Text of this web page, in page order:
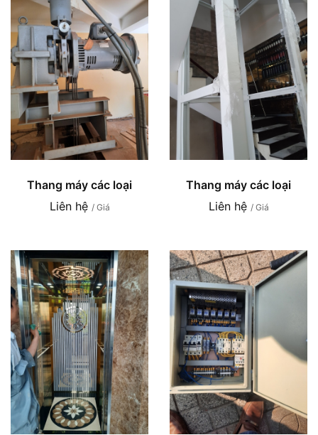
Thang máy các loại
Liên hệ / Giá
Thang máy các loại
Liên hệ / Giá